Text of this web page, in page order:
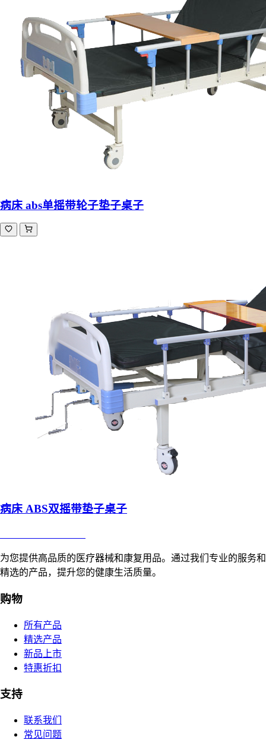
病床 abs单摇带轮子垫子桌子
病床 ABS双摇带垫子桌子
为您提供高品质的医疗器械和康复用品。通过我们专业的服务和
精选的产品，提升您的健康生活质量。
购物
所有产品
精选产品
新品上市
特惠折扣
支持
联系我们
常见问题